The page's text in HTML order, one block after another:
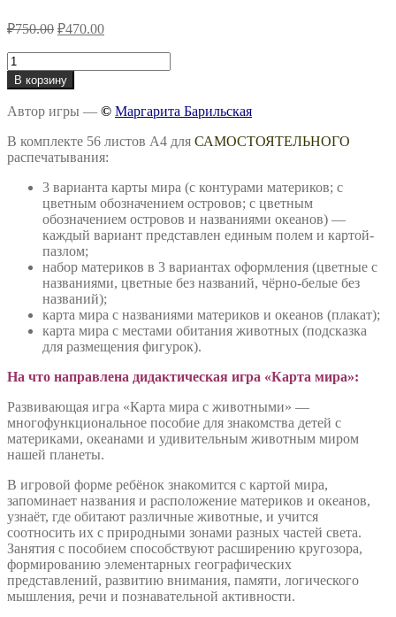
₽750.00 Первоначальная
составляла
₽750.00.
₽470.00Текущая
Количество
товара
Модульная
дидактическая
пазл
«Карта
животными»
В корзину
Автор игры — © Маргарита Барильская
В комплекте 56 листов А4 для САМОСТОЯТЕЛЬНОГО
распечатывания:
3 варианта карты мира (с контурами материков; с
цветным обозначением островов; с цветным
обозначением островов и названиями океанов) —
каждый вариант представлен единым полем и картой-
пазлом;
набор материков в 3 вариантах оформления (цветные с
названиями, цветные без названий, чёрно-белые без
названий);
карта мира с названиями материков и океанов (плакат);
карта мира с местами обитания животных (подсказка
для размещения фигурок).
На что направлена дидактическая игра «Карта мира»:
Развивающая игра «Карта мира с животными» —
многофункциональное пособие для знакомства детей с
материками, океанами и удивительным животным миром
нашей планеты.
В игровой форме ребёнок знакомится с картой мира,
запоминает названия и расположение материков и океанов,
узнаёт, где обитают различные животные, и учится
соотносить их с природными зонами разных частей света.
Занятия с пособием способствуют расширению кругозора,
формированию элементарных географических
представлений, развитию внимания, памяти, логического
мышления, речи и познавательной активности.